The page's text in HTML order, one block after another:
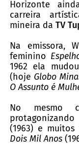
Horizonte
carreira
mineira da TV
Na emissora,
feminino
1962 ela
(hoje Globo
O Assunto é
No mesmo
(1963) e
Dois Mil Anos